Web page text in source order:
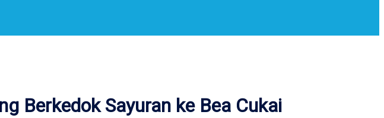
Berkedok Sayuran ke Bea Cukai